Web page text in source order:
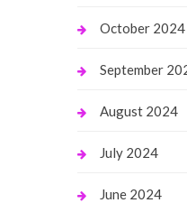
October 2024
September
August 2024
July 2024
June 2024